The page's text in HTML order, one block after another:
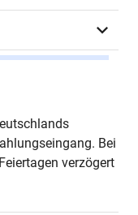
2018
Bei
verzögert